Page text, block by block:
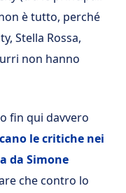
è tutto, perché
Stella Rossa,
non hanno
fin qui davvero
le critiche nei
da Simone
che contro lo